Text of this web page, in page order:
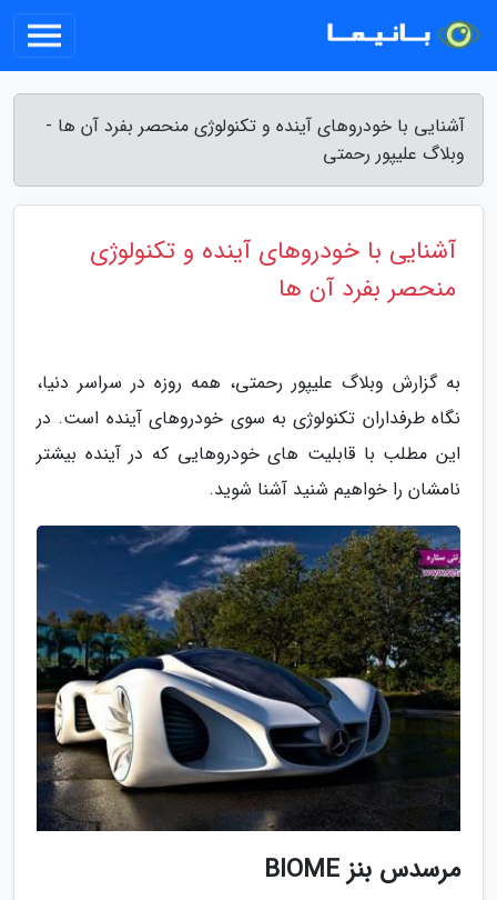
آشنایی با خودروهای آینده و تکنولوژی منحصر بفرد آن ها -
وبلاگ علیپور رحمتی
آشنایی با خودروهای آینده و تکنولوژی
منحصر بفرد آن ها
به گزارش وبلاگ علیپور رحمتی، همه روزه در سراسر دنیا،
نگاه طرفداران تکنولوژی به سوی خودروهای آینده است. در
این مطلب با قابلیت های خودروهایی که در آینده بیشتر
نامشان را خواهیم شنید آشنا شوید.
مرسدس بنز BIOME